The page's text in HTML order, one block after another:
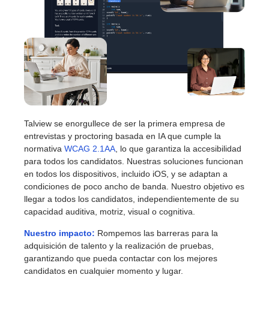
Talview se enorgullece de ser la primera empresa de
entrevistas y proctoring basada en IA que cumple la
normativa WCAG 2.1AA , lo que garantiza la accesibilidad
para todos los candidatos. Nuestras soluciones funcionan
en todos los dispositivos, incluido iOS, y se adaptan a
condiciones de poco ancho de banda. Nuestro objetivo es
llegar a todos los candidatos, independientemente de su
capacidad auditiva, motriz, visual o cognitiva.
Nuestro impacto: Rompemos las barreras para la
adquisición de talento y la realización de pruebas,
garantizando que pueda contactar con los mejores
candidatos en cualquier momento y lugar.